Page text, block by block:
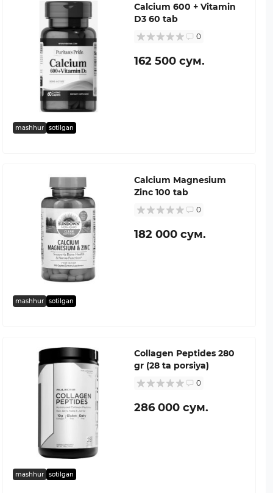
mashhur sotilgan
Calcium 600 + Vitamin
D3 60 tab
0
162 500 сум.
mashhur sotilgan
Calcium Magnesium
Zinc 100 tab
0
182 000 сум.
mashhur sotilgan
Collagen Peptides 280
gr (28 ta porsiya)
0
286 000 сум.